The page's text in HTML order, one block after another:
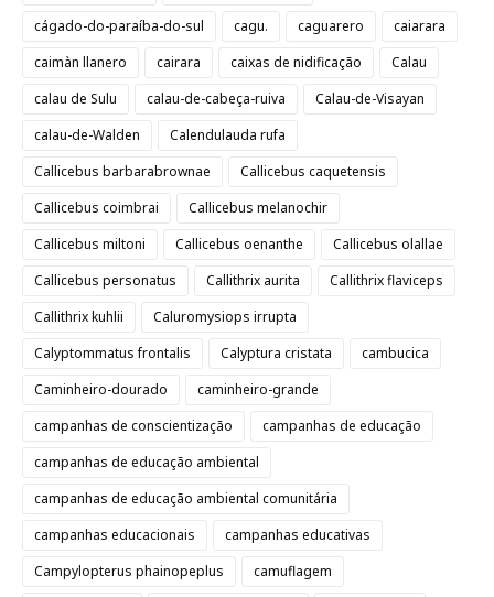
cágado-do-paraíba-do-sul
cagu. caguarero
caiarara
caimàn llanero
cairara caixas de nidificação
Calau
calau de Sulu
calau-de-cabeça-ruiva
Calau-de-Visayan
calau-de-Walden
Calendulauda rufa
Callicebus barbarabrownae
Callicebus caquetensis
Callicebus coimbrai
Callicebus melanochir
Callicebus miltoni
Callicebus oenanthe
Callicebus olallae
Callicebus personatus
Callithrix aurita
Callithrix flaviceps
Callithrix kuhlii
Caluromysiops irrupta
Calyptommatus frontalis
Calyptura cristata
cambucica
Caminheiro-dourado
caminheiro-grande
campanhas de conscientização
campanhas de educação
campanhas de educação ambiental
campanhas de educação ambiental comunitária
campanhas educacionais
campanhas educativas
Campylopterus phainopeplus
camuflagem